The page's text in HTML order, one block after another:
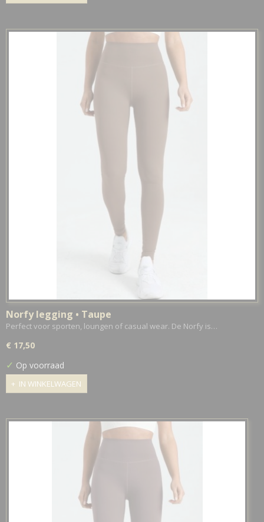
Norfy legging • Taupe
Perfect voor sporten, loungen of casual wear. De Norfy is…
€ 17,50
✓ Op voorraad
IN WINKELWAGEN